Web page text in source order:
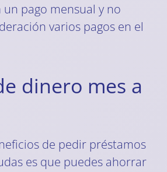
pago mensual y no
varios pagos en el
dinero mes a
de pedir préstamos
es que puedes ahorrar